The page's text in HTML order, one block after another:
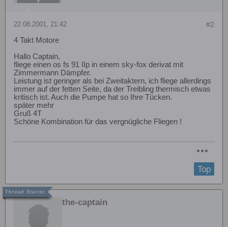
#2
22.08.2001, 21:42
4 Takt Motore
Hallo Captain,
fliege einen os fs 91 IIp in einem sky-fox derivat mit
Zimmermann Dämpfer.
Leistung ist geringer als bei Zweitaktern, ich fliege allerdings
immer auf der fetten Seite, da der Treibling thermisch etwas
kritisch ist. Auch die Pumpe hat so Ihre Tücken.
später mehr
Gruß 4T
Schöne Kombination für das vergnügliche Fliegen !
Top
the-captain